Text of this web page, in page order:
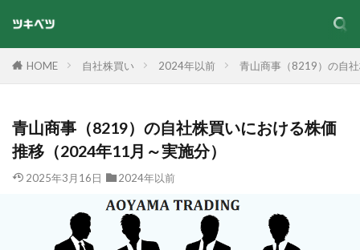
HOME 自社株買い 2024年以前 青山商事（8219）の自
青山商事（8219）の自社株買いにおける株価
推移（2024年11月～実施分）
2025年3月16日 2024年以前